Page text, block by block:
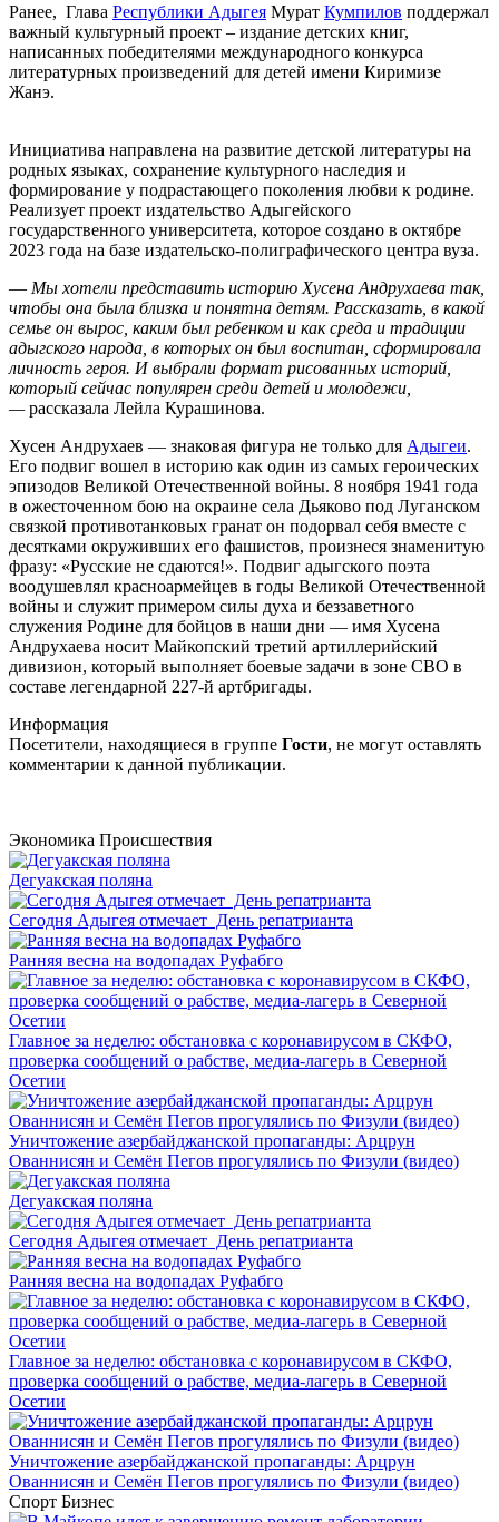
Ранее, Глава Республики Адыгея Мурат Кумпилов поддержал
важный культурный проект – издание детских книг,
написанных победителями международного конкурса
литературных произведений для детей имени Киримизе
Жанэ.
Инициатива направлена на развитие детской литературы на
родных языках, сохранение культурного наследия и
формирование у подрастающего поколения любви к родине.
Реализует проект издательство Адыгейского
государственного университета, которое создано в октябре
2023 года на базе издательско-полиграфического центра вуза.
— Мы хотели представить историю Хусена Андрухаева так,
чтобы она была близка и понятна детям. Рассказать, в какой
семье он вырос, каким был ребенком и как среда и традиции
адыгского народа, в которых он был воспитан, сформировала
личность героя. И выбрали формат рисованных историй,
который сейчас популярен среди детей и молодежи,
— рассказала Лейла Курашинова.
Хусен Андрухаев — знаковая фигура не только для Адыгеи.
Его подвиг вошел в историю как один из самых героических
эпизодов Великой Отечественной войны. 8 ноября 1941 года
в ожесточенном бою на окраине села Дьяково под Луганском
связкой противотанковых гранат он подорвал себя вместе с
десятками окруживших его фашистов, произнеся знаменитую
фразу: «Русские не сдаются!». Подвиг адыгского поэта
воодушевлял красноармейцев в годы Великой Отечественной
войны и служит примером силы духа и беззаветного
служения Родине для бойцов в наши дни — имя Хусена
Андрухаева носит Майкопский третий артиллерийский
дивизион, который выполняет боевые задачи в зоне СВО в
составе легендарной 227-й артбригады.
Информация
Посетители, находящиеся в группе Гости, не могут оставлять
комментарии к данной публикации.
Экономика Происшествия
Дегуакская поляна
Сегодня Адыгея отмечает День репатрианта
Ранняя весна на водопадах Руфабго
Главное за неделю: обстановка с коронавирусом в СКФО,
проверка сообщений о рабстве, медиа-лагерь в Северной
Осетии
Уничтожение азербайджанской пропаганды: Арцрун
Ованнисян и Семён Пегов прогулялись по Физули (видео)
Дегуакская поляна
Сегодня Адыгея отмечает День репатрианта
Ранняя весна на водопадах Руфабго
Главное за неделю: обстановка с коронавирусом в СКФО,
проверка сообщений о рабстве, медиа-лагерь в Северной
Осетии
Уничтожение азербайджанской пропаганды: Арцрун
Ованнисян и Семён Пегов прогулялись по Физули (видео)
Спорт Бизнес